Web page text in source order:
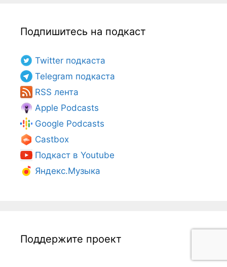
Подпишитесь на подкаст
Twitter подкаста
Telegram подкаста
RSS лента
Apple Podcasts
Google Podcasts
Castbox
Подкаст в Youtube
Яндекс.Музыка
Поддержите проект